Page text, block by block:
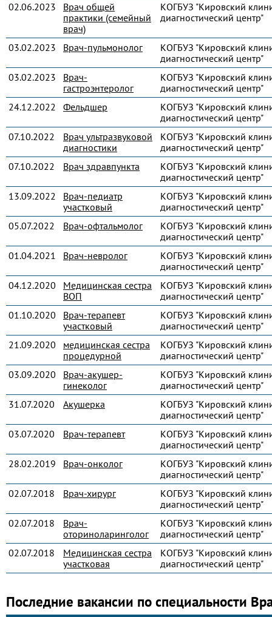
02.06.2023
Врач общей
практики (семейный
врач)
КОГБУЗ "Кировский
диагностический центр"
03.02.2023 Врач-пульмонолог
КОГБУЗ "Кировский
диагностический центр"
03.02.2023
Врач-
гастроэнтеролог
КОГБУЗ "Кировский
диагностический центр"
24.12.2022
Фельдшер
КОГБУЗ "Кировский
диагностический центр"
07.10.2022
Врач ультразвуковой
диагностики
КОГБУЗ "Кировский
диагностический центр"
07.10.2022
Врач здравпункта
КОГБУЗ "Кировский
диагностический центр"
13.09.2022
Врач-педиатр
участковый
КОГБУЗ "Кировский
диагностический центр"
05.07.2022
Врач-офтальмолог
КОГБУЗ "Кировский
диагностический центр"
01.04.2021
Врач-невролог
КОГБУЗ "Кировский
диагностический центр"
04.12.2020
Медицинская сестра
ВОП
КОГБУЗ "Кировский
диагностический центр"
01.10.2020
Врач-терапевт
участковый
КОГБУЗ "Кировский
диагностический центр"
21.09.2020
медицинская сестра
процедурной
КОГБУЗ "Кировский
диагностический центр"
03.09.2020
Врач-акушер-
гинеколог
КОГБУЗ "Кировский
диагностический центр"
31.07.2020
Акушерка
КОГБУЗ "Кировский
диагностический центр"
03.07.2020
Врач-терапевт
КОГБУЗ "Кировский
диагностический центр"
28.02.2019
Врач-онколог
КОГБУЗ "Кировский
диагностический центр"
02.07.2018
Врач-хирург
КОГБУЗ "Кировский
диагностический центр"
02.07.2018
Врач-
оториноларинголог
КОГБУЗ "Кировский
диагностический центр"
02.07.2018
Медицинская сестра
участковая
КОГБУЗ "Кировский
диагностический центр"
Последние вакансии по специальности